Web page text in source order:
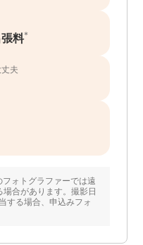
料*
夫
ォトグラファーでは遠
合があります。撮影日
する場合、申込みフォ